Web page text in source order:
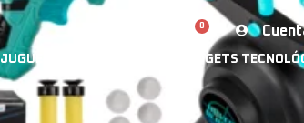
0
JUGUETES EDUCATIVOS GADGETS